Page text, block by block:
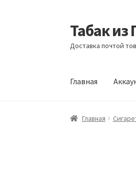
Перейти
к
навигации
Перейти
к
содержимому
Табак из
Доставка почтой
Главная
Главная Аккаунт
Главная